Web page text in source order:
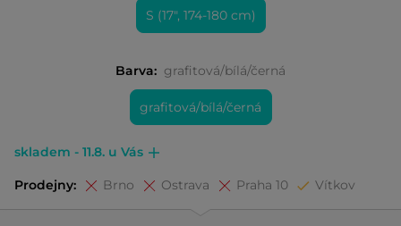
S (17", 174-180 cm)
Barva: grafitová/bílá/černá
grafitová/bílá/černá
skladem - 11.8. u Vás
Prodejny: Brno Ostrava Praha 10 Vítkov